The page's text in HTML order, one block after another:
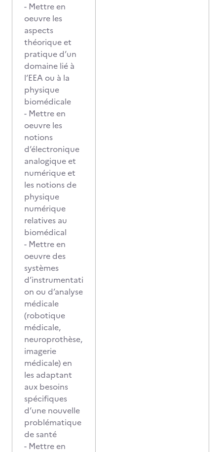
- Mettre en
oeuvre les
aspects
théorique et
pratique d’un
domaine lié à
l’EEA ou à la
physique
biomédicale
- Mettre en
oeuvre les
notions
d’électronique
analogique et
numérique et
les notions de
physique
numérique
relatives au
biomédical
- Mettre en
oeuvre des
systèmes
d’instrumentati
on ou d’analyse
médicale
(robotique
médicale,
neuroprothèse,
imagerie
médicale) en
les adaptant
aux besoins
spécifiques
d’une nouvelle
problématique
de santé
- Mettre en